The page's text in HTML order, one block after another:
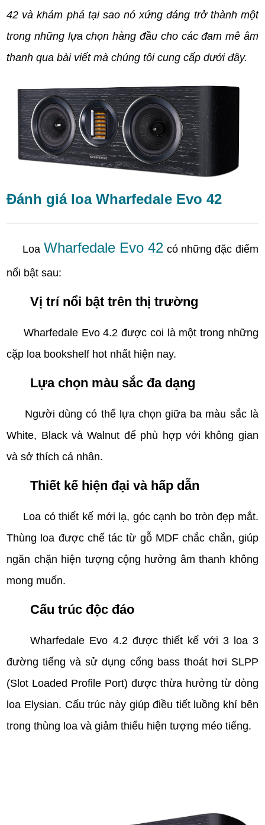
42 và khám phá tại sao nó xứng đáng trở thành một
trong những lựa chọn hàng đầu cho các đam mê âm
thanh qua bài viết mà chúng tôi cung cấp dưới đây.
Đánh giá loa Wharfedale Evo 42
Loa Wharfedale Evo 42 có những đặc điểm
nổi bật sau:
Vị trí nổi bật trên thị trường
Wharfedale Evo 4.2 được coi là một trong những
cặp loa bookshelf hot nhất hiện nay.
Lựa chọn màu sắc đa dạng
Người dùng có thể lựa chọn giữa ba màu sắc là
White, Black và Walnut để phù hợp với không gian
và sở thích cá nhân.
Thiết kế hiện đại và hấp dẫn
Loa có thiết kế mới lạ, góc cạnh bo tròn đẹp mắt.
Thùng loa được chế tác từ gỗ MDF chắc chắn, giúp
ngăn chặn hiện tượng cộng hưởng âm thanh không
mong muốn.
Cấu trúc độc đáo
Wharfedale Evo 4.2 được thiết kế với 3 loa 3
đường tiếng và sử dụng cổng bass thoát hơi SLPP
(Slot Loaded Profile Port) được thừa hưởng từ dòng
loa Elysian. Cấu trúc này giúp điều tiết luồng khí bên
trong thùng loa và giảm thiểu hiện tượng méo tiếng.